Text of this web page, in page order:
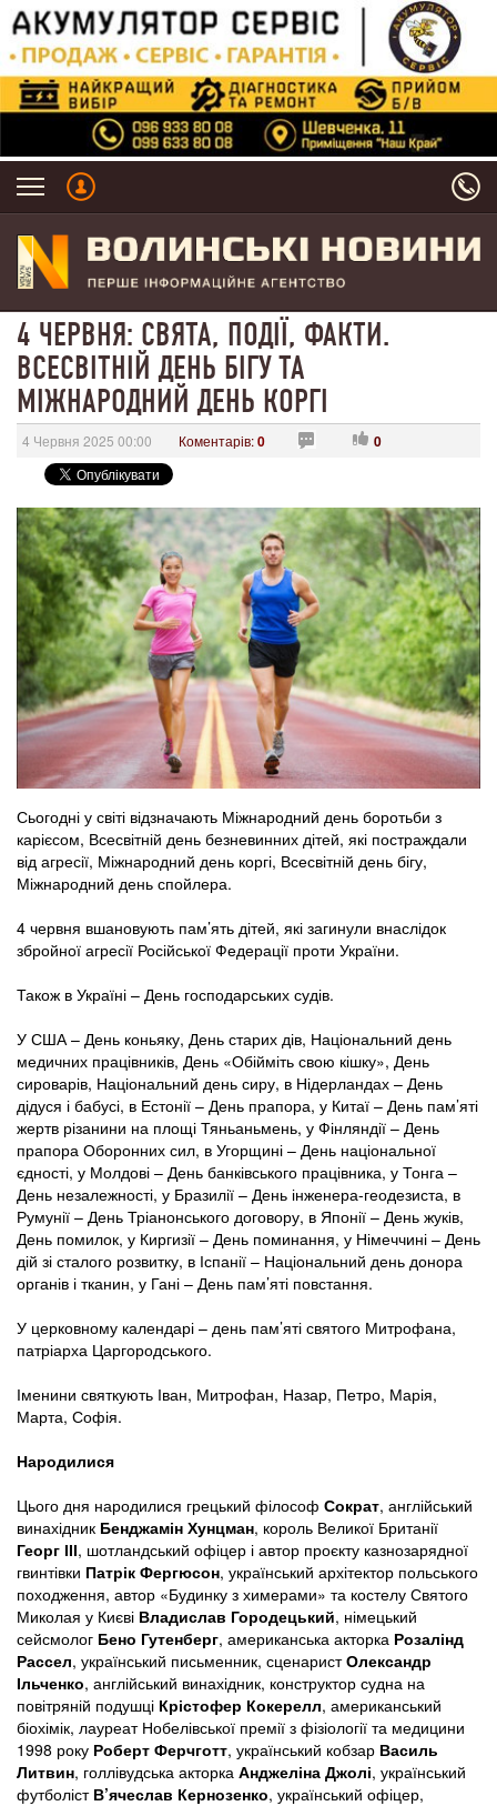
4 ЧЕРВНЯ: СВЯТА, ПОДІЇ, ФАКТИ.
ВСЕСВІТНІЙ ДЕНЬ БІГУ ТА
МІЖНАРОДНИЙ ДЕНЬ КОРГІ
4 Червня 2025 00:00 Коментарів:0 0
Сьогодні у світі відзначають Міжнародний день боротьби з
карієсом, Всесвітній день безневинних дітей, які постраждали
від агресії, Міжнародний день коргі, Всесвітній день бігу,
Міжнародний день спойлера.
4 червня вшановують пам’ять дітей, які загинули внаслідок
збройної агресії Російської Федерації проти України.
Також в Україні – День господарських судів.
У США – День коньяку, День старих дів, Національний день
медичних працівників, День «Обійміть свою кішку», День
сироварів, Національний день сиру, в Нідерландах – День
дідуся і бабусі, в Естонії – День прапора, у Китаї – День пам’яті
жертв різанини на площі Тяньаньмень, у Фінляндії – День
прапора Оборонних сил, в Угорщині – День національної
єдності, у Молдові – День банківського працівника, у Тонга –
День незалежності, у Бразилії – День інженера-геодезиста, в
Румунії – День Тріанонського договору, в Японії – День жуків,
День помилок, у Киргизії – День поминання, у Німеччині – День
дій зі сталого розвитку, в Іспанії – Національний день донора
органів і тканин, у Гані – День пам’яті повстання.
У церковному календарі – день пам’яті святого Митрофана,
патріарха Царгородського.
Іменини святкують Іван, Митрофан, Назар, Петро, Марія,
Марта, Софія.
Народилися
Цього дня народилися грецький філософ Сократ, англійський
винахідник Бенджамін Хунцман, король Великої Британії
Георг ІІІ, шотландський офіцер і автор проєкту казнозарядної
гвинтівки Патрік Фергюсон, український архітектор польського
походження, автор «Будинку з химерами» та костелу Святого
Миколая у Києві Владислав Городецький, німецький
сейсмолог Бено Гутенберг, американська акторка Розалінд
Рассел, український письменник, сценаристОлександр
Ільченко, англійський винахідник, конструктор судна на
повітряній подушці Крістофер Кокерелл, американський
біохімік, лауреат Нобелівської премії з фізіології та медицини
1998 року Роберт Ферчготт, український кобзар Василь
Литвин, голлівудська акторка Анджеліна Джолі, український
футболіст В’ячеслав Кернозенко, український офіцер,